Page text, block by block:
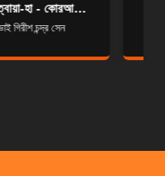
সূরা ত্বোয়া-হা - কোরআন শরীফ বাংলা অনুবাদ - সূরা ২০
গিরীশ চন্দ্র সেন